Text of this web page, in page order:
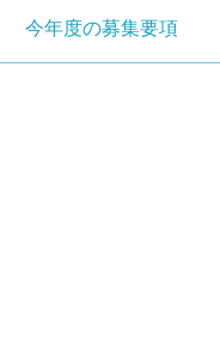
今年度の募集要項